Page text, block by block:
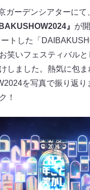
ガーデンシアターにて
』 が
トした「
笑いフェスティバルと
しました。熱気に包ま
を写真で振り返り
！